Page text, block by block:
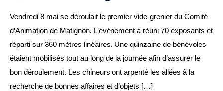
Vendredi 8 mai se déroulait le premier vide-grenier du Comité
d’Animation de Matignon. L’événement a réuni 70 exposants et
réparti sur 360 mètres linéaires. Une quinzaine de bénévoles
étaient mobilisés tout au long de la journée afin d’assurer le
bon déroulement. Les chineurs ont arpenté les allées à la
recherche de bonnes affaires et d’objets […]